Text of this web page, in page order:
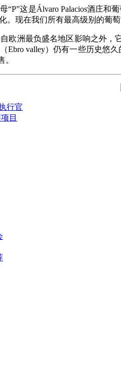
这是Álvaro Palacios酒庄和
现在我们所有最高级别的葡
欧洲最负盛名地区影响之外
Ebro valley）仍有一些历史悠
。
行官
目